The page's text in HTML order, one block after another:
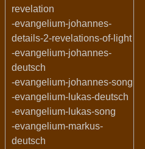
revelation
-evangelium-johannes-
details-2-revelations-of-light
-evangelium-johannes-
deutsch
-evangelium-johannes-song
-evangelium-lukas-deutsch
-evangelium-lukas-song
-evangelium-markus-
deutsch